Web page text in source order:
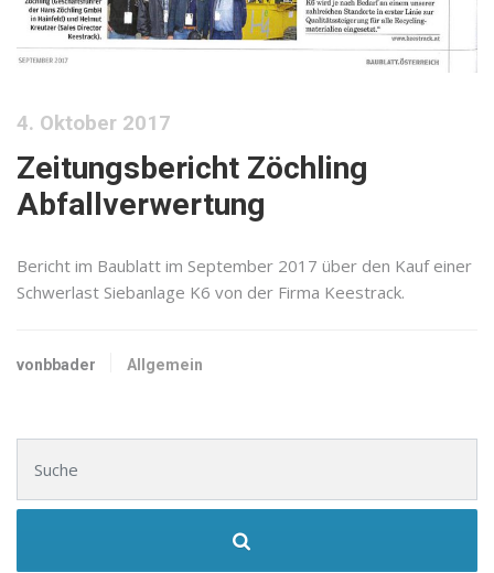
4. Oktober 2017
Zeitungsbericht Zöchling
Abfallverwertung
Bericht im Baublatt im September 2017 über den Kauf einer
Schwerlast Siebanlage K6 von der Firma Keestrack.
vonbbader Allgemein